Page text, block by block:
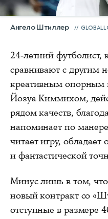
Ангело Штиллер
24-летний футболист,
сравнивают с другим
креативным
Йозуа Киммихом,
рядом качеств,
напоминает по
читает игру,
и фантастической
Минус лишь в том,
новый контракт со
отступные в размере